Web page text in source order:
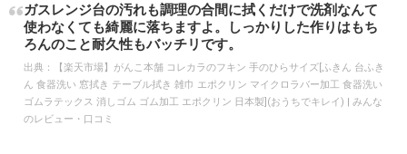
ガスレンジ台の汚れも調理の合間に拭くだけで洗剤なんて
使わなくても綺麗に落ちますよ。しっかりした作りはもち
ろんのこと耐久性もバッチリです。
出典：
【楽天市場】がんこ本舗 コレカラのフキン 手のひらサイズ[ふきん 台ふき
ん 食器洗い 窓拭き テーブル拭き 雑巾 エポクリン マイクロラバー加工 食器洗い
ゴムラテックス 消しゴム ゴム加工 エポクリン 日本製](おうちでキレイ) | みんな
のレビュー・口コミ